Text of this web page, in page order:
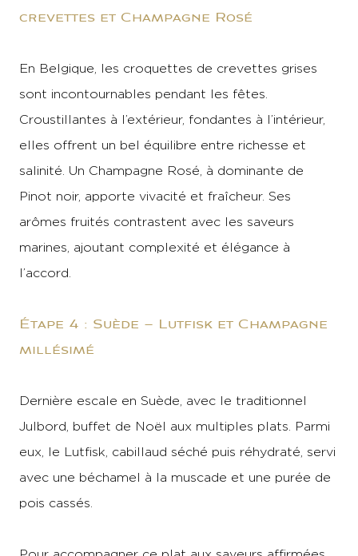
crevettes et Champagne Rosé
En Belgique, les croquettes de crevettes grises
sont incontournables pendant les fêtes.
Croustillantes à l’extérieur, fondantes à l’intérieur,
elles offrent un bel équilibre entre richesse et
salinité. Un Champagne Rosé, à dominante de
Pinot noir, apporte vivacité et fraîcheur. Ses
arômes fruités contrastent avec les saveurs
marines, ajoutant complexité et élégance à
l’accord.
Étape 4 : Suède – Lutfisk et Champagne
millésimé
Dernière escale en Suède, avec le traditionnel
Julbord, buffet de Noël aux multiples plats. Parmi
eux, le Lutfisk, cabillaud séché puis réhydraté, servi
avec une béchamel à la muscade et une purée de
pois cassés.